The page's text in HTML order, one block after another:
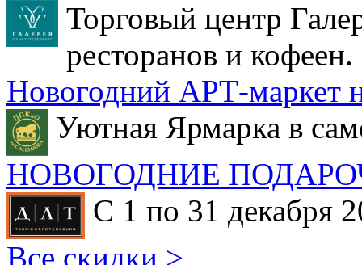
Торговый центр
ресторанов и кофеен.
Новогодний АРТ-маркет
Уютная Ярмарка в
НОВОГОДНИЕ
С 1 по 31 декабря
Все скидки >